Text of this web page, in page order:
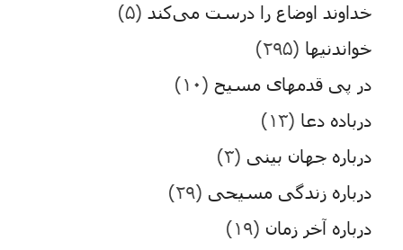
خداوند اوضاع را درست می‌کند (۵)
خواندنیها (۲۹۵)
در پی قدمهای مسیح (۱۰)
درباده دعا (۱۳)
درباره جهان بینی (۳)
درباره زندگی مسیحی (۲۹)
درباره آخر زمان (۱۹)